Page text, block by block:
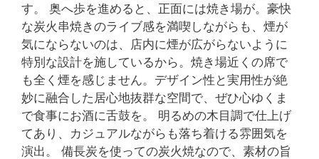
す。 奥へ歩を進めると、正面には焼き場が。豪快
な炭火串焼きのライブ感を満喫しながらも、煙が
気にならないのは、店内に煙が広がらないように
特別な設計を施しているから。焼き場近くの席で
も全く煙を感じません。デザイン性と実用性が絶
妙に融合した居心地抜群な空間で、ぜひ心ゆくま
で食事にお酒に舌鼓を。 明るめの木目調で仕上げ
てあり、カジュアルながらも落ち着ける雰囲気を
演出。 備長炭を使っての炭火焼なので、素材の旨